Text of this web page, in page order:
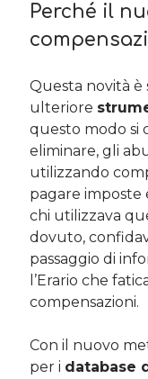
Perché il
Questa novità
ulteriore
questo modo si
eliminare, gli
utilizzando
pagare imposte
chi utilizzava
dovuto,
passaggio di
l’Erario che
compensazioni.
Con il nuovo
per i database